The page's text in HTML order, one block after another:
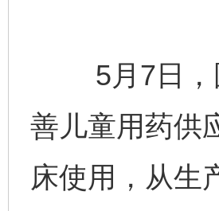
5月7日，国
善儿童用药供
床使用，从生